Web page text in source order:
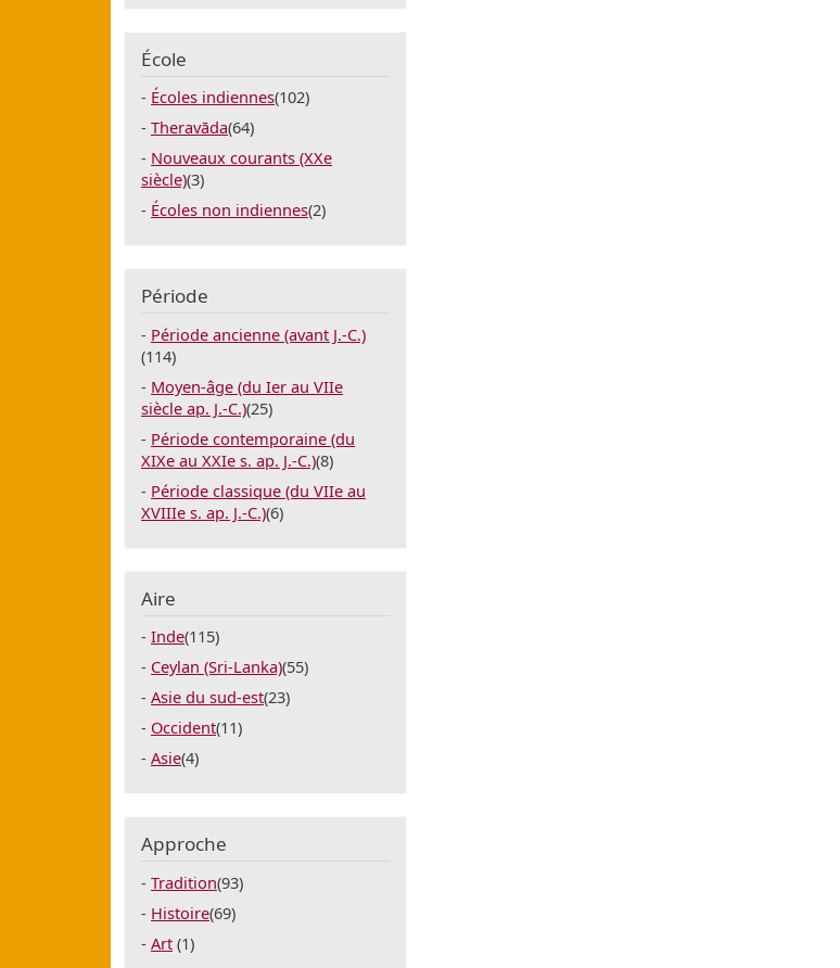
École
Écoles indiennes(102)
Theravāda(64)
Nouveaux courants (XXe
siècle)(3)
Écoles non indiennes(2)
Période
Période ancienne (avant J.-C.)
(114)
Moyen-âge (du Ier au VIIe
siècle ap. J.-C.)(25)
Période contemporaine (du
XIXe au XXIe s. ap. J.-C.)(8)
Période classique (du VIIe au
XVIIIe s. ap. J.-C.)(6)
Aire
Inde(115)
Ceylan (Sri-Lanka)(55)
Asie du sud-est(23)
Occident(11)
Asie(4)
Approche
Tradition(93)
Histoire(69)
Art (1)